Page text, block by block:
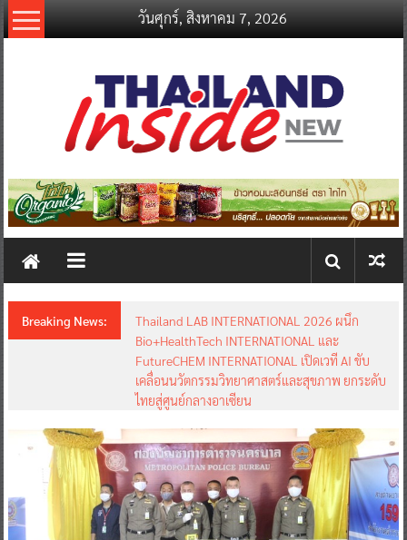
Skip
to
วันศุกร์, สิงหาคม 7, 2026
thailandinsidenew.com
Thailand
New
Breaking News:
Thailand LAB INTERNATIONAL 2026 ผนึก
Bio+HealthTech INTERNATIONAL และ
FutureCHEM INTERNATIONAL เปิดเวที AI ขับ
เคลื่อนนวัตกรรมวิทยาศาสตร์และสุขภาพ ยกระดับ
ไทยสู่ศูนย์กลางอาเซียน